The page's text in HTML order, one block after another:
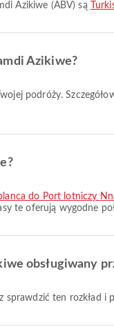
Azikiwe (ABV) są
Azikiwe?
do Port lotniczy
te oferują wygodne
obsługiwany
sprawdzić ten rozkład